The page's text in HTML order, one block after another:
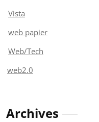
Vista
web papier
Web/Tech
web2.0
Archives